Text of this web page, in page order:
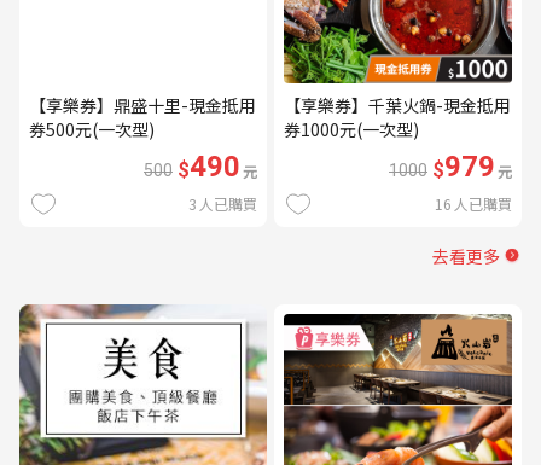
【享樂券】鼎盛十里-現金抵用
券500元(一次型)
500 $490元
3 人已購買
【享樂券】千葉火鍋-現金抵用
券1000元(一次型)
1000 $979元
16 人已購買
去看更多